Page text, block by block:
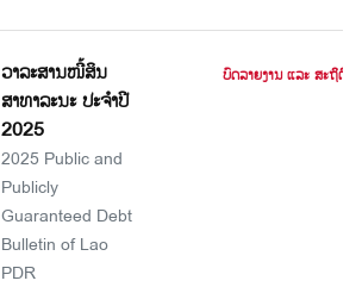
ວາລະສານໜີ້ສິນ
ສາທາລະນະ ປະຈໍາປີ
2025
2025 Public and
Publicly
Guaranteed Debt
Bulletin of Lao
PDR
ບົດລາຍງານ ແລະ ສະຖິຕິ